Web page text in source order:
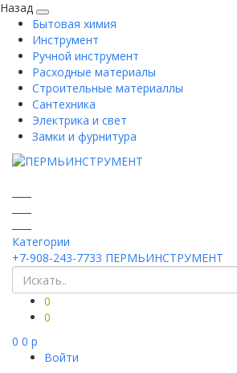
Назад
Бытовая химия
Инструмент
Ручной инструмент
Расходные материалы
Строительные материаллы
Сантехника
Электрика и свет
Замки и фурнитура
Категории
+7-908-243-7733 ПЕРМЬИНСТРУМЕНТ
0
0
0 0 p
Войти